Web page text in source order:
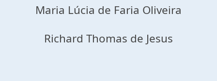
Maria Lúcia de Faria Oliveira
Richard Thomas de Jesus